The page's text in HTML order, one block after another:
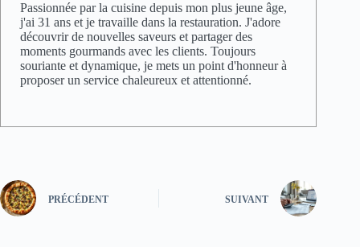
Passionnée par la cuisine depuis mon plus jeune âge,
j'ai 31 ans et je travaille dans la restauration. J'adore
découvrir de nouvelles saveurs et partager des
moments gourmands avec les clients. Toujours
souriante et dynamique, je mets un point d'honneur à
proposer un service chaleureux et attentionné.
PRÉCÉDENT SUIVANT